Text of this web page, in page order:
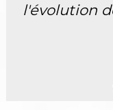
l'évolution